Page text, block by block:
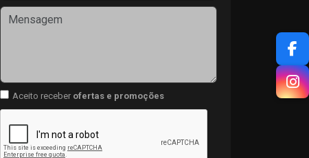
Aceito receber ofertas e promoções